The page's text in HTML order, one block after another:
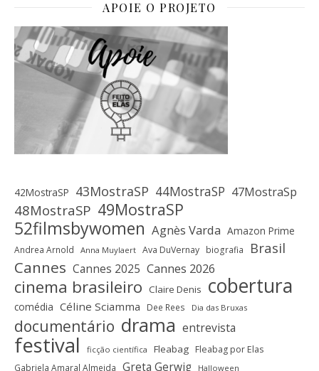
APOIE O PROJETO
42MostraSP 43MostraSP 44MostraSP 47MostraSp
48MostraSP 49MostraSP
52filmsbywomen Agnès Varda Amazon Prime
Andrea Arnold Anna Muylaert Ava DuVernay biografia Brasil
Cannes Cannes 2025 Cannes 2026
cinema brasileiro Claire Denis cobertura
comédia Céline Sciamma Dee Rees Dia das Bruxas
documentário drama entrevista
festival ficção científica Fleabag Fleabag por Elas
Gabriela Amaral Almeida Greta Gerwig Halloween